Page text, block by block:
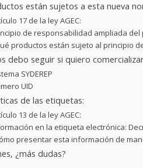
están sujetos a esta nueva
17 de la ley AGEC:
de responsabilidad ampliada del
productos están sujeto al principio
debo seguir si quiero
SYDEREP
UID
de las etiquetas:
13 de la ley AGEC:
en la etiqueta electrónica:
presentar esta información de
¿más dudas?